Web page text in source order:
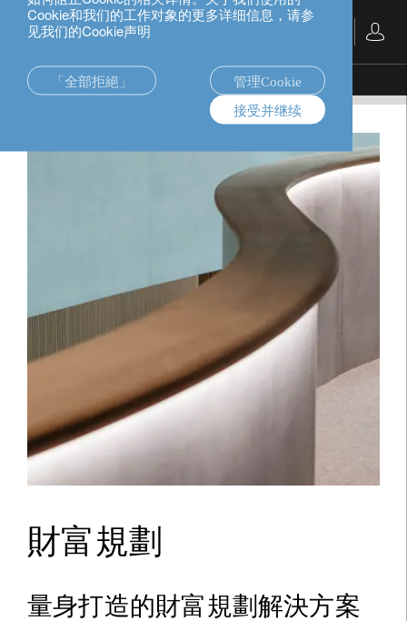
Cookie和我们的工作对象的更多详细信息，请参
见我们的Cookie声明
「全部拒絕」
管理Cookie
接受并继续
中文
私人銀行業務 財富規劃
財富規劃
量身打造的財富規劃解決方案